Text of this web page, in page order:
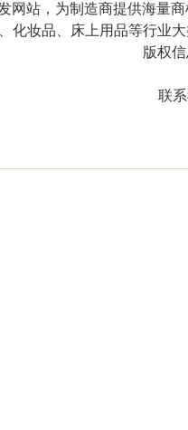
网站，为制造商提供海量
化妆品、床上用品等行业
版权信
联